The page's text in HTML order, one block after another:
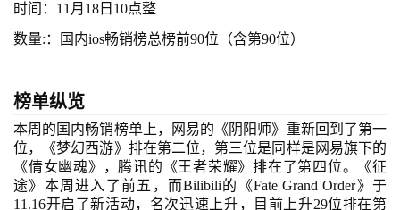
时间： 11 月 18 日 10点整
数量:：国内ios畅销榜总榜前90位（含第90位）
榜单纵览
本周的国内畅销榜单上，
网易的《阴阳师》重新回到了第一
位，《梦幻西游》排在第二位，第三位是同样是网易旗下的
《倩女幽魂》，腾讯的《王者荣耀》排在了第四位。《征
途》本周进入了前五，而Bilibili的《Fate Grand Order》于
11.16开启了新活动，名次迅速上升，目前上升29位排在第